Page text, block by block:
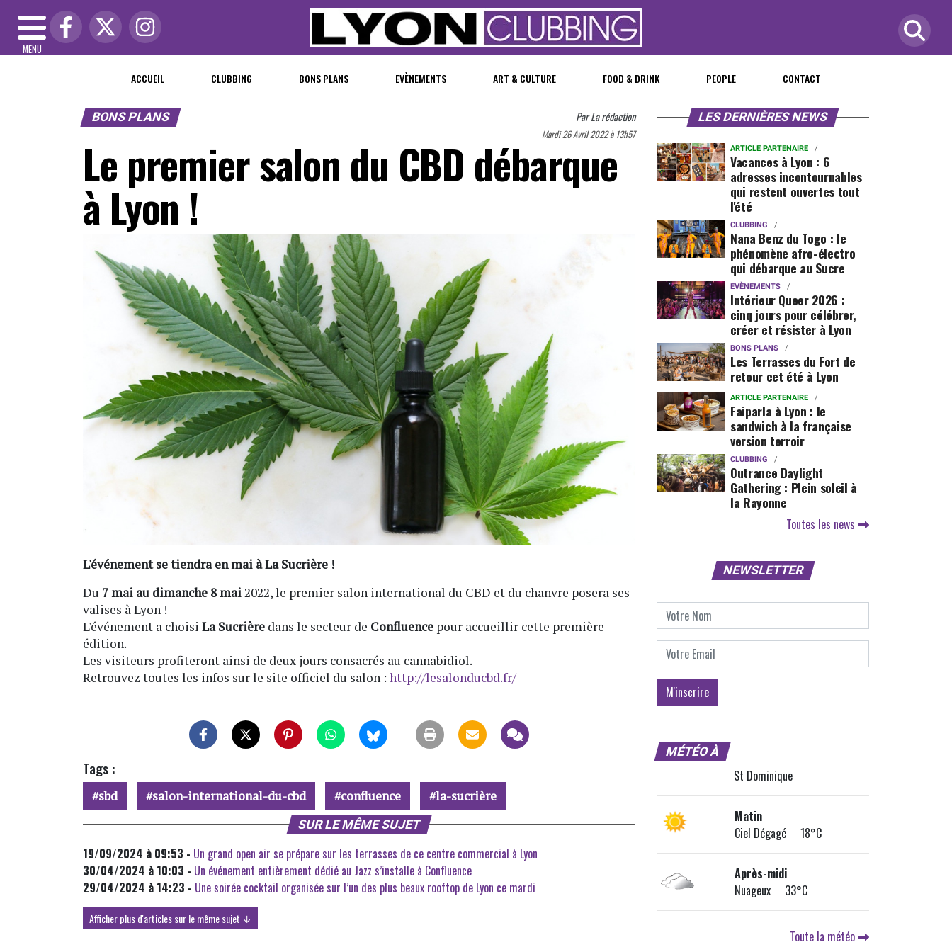
MENU
ACCUEIL CLUBBING BONS PLANS EVÈNEMENTS ART & CULTURE FOOD & DRINK PEOPLE CONTACT
BONS PLANS ParLa rédaction
Mardi 26 Avril 2022 à 13h57
Le premier salon du CBD débarque
à Lyon !
L'événement se tiendra en mai à La Sucrière !
Du 7 mai au dimanche 8 mai2022, le premier salon international du CBD et du chanvre posera ses
valises à Lyon !
L'événement a choisi La Sucrière dans le secteur de Confluence pour accueillir cette première
édition.
Les visiteurs profiteront ainsi de deux jours consacrés au cannabidiol.
Retrouvez toutes les infos sur le site officiel du salon : http://lesalonducbd.fr/
Tags :
sbd salon-international-du-cbd confluence la-sucrière
SUR LE MÊME SUJET
19/09/2024 à 09:53 - Un grand open air se prépare sur les terrasses de ce centre commercial à Lyon
30/04/2024 à 10:03 - Un événement entièrement dédié au Jazz s’installe à Confluence
29/04/2024 à 14:23 - Une soirée cocktail organisée sur l’un des plus beaux rooftop de Lyon ce mardi
Afficher plus d'articles sur le même sujet ↓
LES DERNIÈRES NEWS
ARTICLE PARTENAIRE
Vacances à Lyon : 6
adresses incontournables
qui restent ouvertes tout
l'été
CLUBBING
Nana Benz du Togo : le
phénomène afro-électro
qui débarque au Sucre
EVÈNEMENTS
Intérieur Queer 2026 :
cinq jours pour célébrer,
créer et résister à Lyon
BONS PLANS
Les Terrasses du Fort de
retour cet été à Lyon
ARTICLE PARTENAIRE
Faiparla à Lyon : le
sandwich à la française
version terroir
CLUBBING
Outrance Daylight
Gathering : Plein soleil à
la Rayonne
Toutes les news
NEWSLETTER
MÉTÉO À
St Dominique
Matin
Ciel Dégagé 18°C
Après-midi
Nuageux 33°C
Toute la météo